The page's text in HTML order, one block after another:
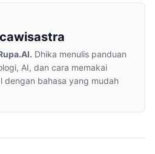
Dhika menulis panduan
AI, dan cara memakai
dengan bahasa yang mudah